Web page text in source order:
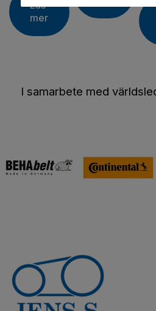
Läs
mer
I samarbete med